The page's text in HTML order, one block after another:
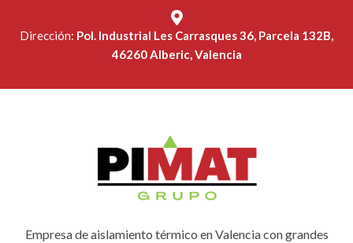
Dirección: Pol. Industrial Les Carrasques 36, Parcela 132B,
46260 Alberic, Valencia
Empresa de aislamiento térmico en Valencia con grandes